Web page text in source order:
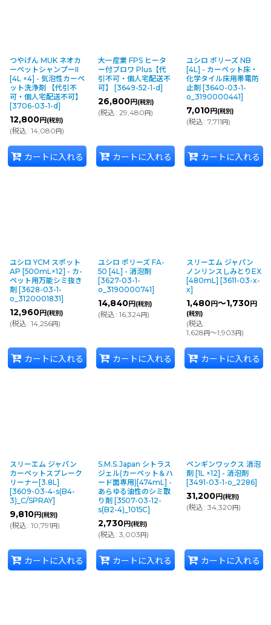
つやげん MUK ネオカ
ーペットシャンプーII
[4L ×4] - 気泡性カーペ
ット洗浄剤 【代引不
可・個人宅配送不可】
[3706-03-1-d]
12,800円 (税別)
(税込: 14,080 円)
カートに入れる
大一産業 FPS ヒータ
ー付ブロワ Plus【代
引不可・個人宅配送不
可】
[3649-52-1-d]
26,800円 (税別)
(税込: 29,480 円)
カートに入れる
ユシロ ポリーズ NB
[4L] - カーペット床・
化学タイル床用帯電防
止剤 [3640-03-1-
o_3190000441]
7,010円 (税別)
(税込: 7,711 円)
カートに入れる
ユシロ YCM スポット
AP [500mL×12] - カ-
ペット用万能シミ抜き
剤 [3628-03-1-
o_3120001831]
12,960円 (税別)
(税込: 14,256円)
カートに入れる
ユシロ ポリーズ FA-
50 [4L] - 消泡剤
[3627-03-1-
o_3190000741]
14,840円 (税別)
(税込: 16,324円)
カートに入れる
スリーエム ジャパン
ノンリンスしみとりEX
[480mL] [3611-03-x-
x]
1,480円～1,730円
(税別)
(税込:
1,628 円～1,903 円)
カートに入れる
スリーエム ジャパン
カーペットスプレーク
リーナー[3.8L]
[3609-03-4-s(B4-
3)_C/SPRAY]
9,810円 (税別)
(税込: 10,791 円)
カートに入れる
S.M.S.Japan シトラス
ジェル(カーペット＆ハ
ード面専用)[474mL] -
あらゆる油性のシミ取
り剤 [3507-03-12-
s(B2-4)_1015C]
2,730円 (税別)
(税込: 3,003 円)
カートに入れる
ペンギンワックス 消泡
剤 [1L ×12] - 消泡剤
[3491-03-1-o_2286]
31,200円 (税別)
(税込: 34,320 円)
カートに入れる